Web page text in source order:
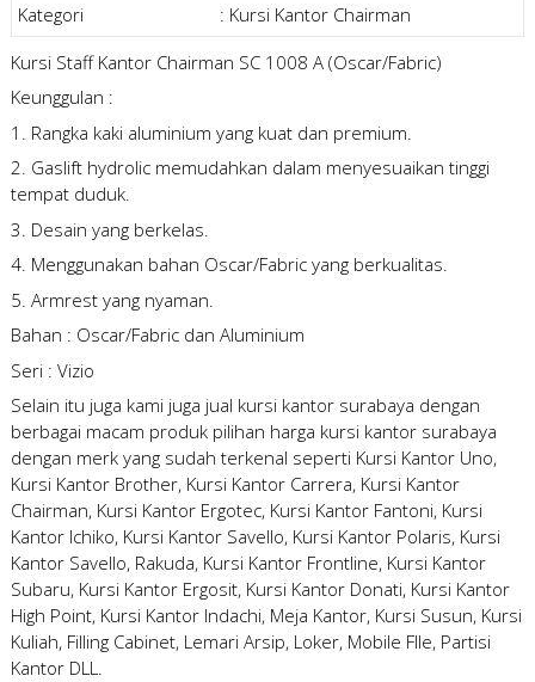
Kategori
: Kursi Kantor Chairman
Kursi Staff Kantor Chairman SC 1008 A (Oscar/Fabric)
Keunggulan :
1. Rangka kaki aluminium yang kuat dan premium.
2. Gaslift hydrolic memudahkan dalam menyesuaikan tinggi
tempat duduk.
3. Desain yang berkelas.
4. Menggunakan bahan Oscar/Fabric yang berkualitas.
5. Armrest yang nyaman.
Bahan : Oscar/Fabric dan Aluminium
Seri : Vizio
Selain itu juga kami juga jual kursi kantor surabaya dengan
berbagai macam produk pilihan harga kursi kantor surabaya
dengan merk yang sudah terkenal seperti Kursi Kantor Uno,
Kursi Kantor Brother, Kursi Kantor Carrera, Kursi Kantor
Chairman, Kursi Kantor Ergotec, Kursi Kantor Fantoni, Kursi
Kantor Ichiko, Kursi Kantor Savello, Kursi Kantor Polaris, Kursi
Kantor Savello, Rakuda, Kursi Kantor Frontline, Kursi Kantor
Subaru, Kursi Kantor Ergosit, Kursi Kantor Donati, Kursi Kantor
High Point, Kursi Kantor Indachi, Meja Kantor, Kursi Susun, Kursi
Kuliah, Filling Cabinet, Lemari Arsip, Loker, Mobile FIle, Partisi
Kantor DLL.